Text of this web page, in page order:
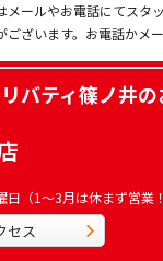
ールやお電話にてスタ
ざいます。お電話かメ
バティ篠ノ井
（1～3月は休まず営業！
セス